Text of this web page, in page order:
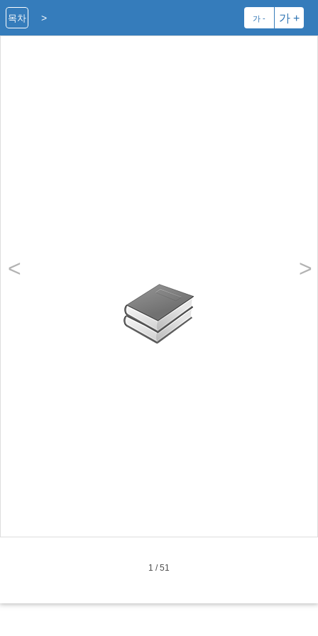
> 가 - 가 +
목차
< >
1 /51